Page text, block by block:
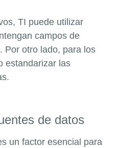
TI puede utilizar
campos de
Por otro lado, para los
estandarizar las
de datos
un factor esencial para